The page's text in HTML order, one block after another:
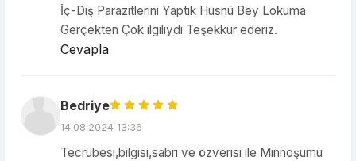
İç-Dış Parazitlerini Yaptık Hüsnü Bey Lokuma
Gerçekten Çok ilgiliydi Teşekkür ederiz.
Cevapla
Bedriye
14.08.2024 13:36
Tecrübesi,bilgisi,sabrı ve özverisi ile Minnoşumu